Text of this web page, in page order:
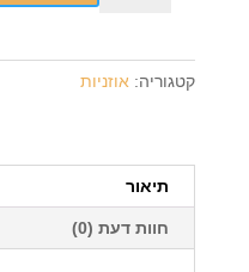
קטגוריה: אוזניות
תיאור
חוות דעת (0)